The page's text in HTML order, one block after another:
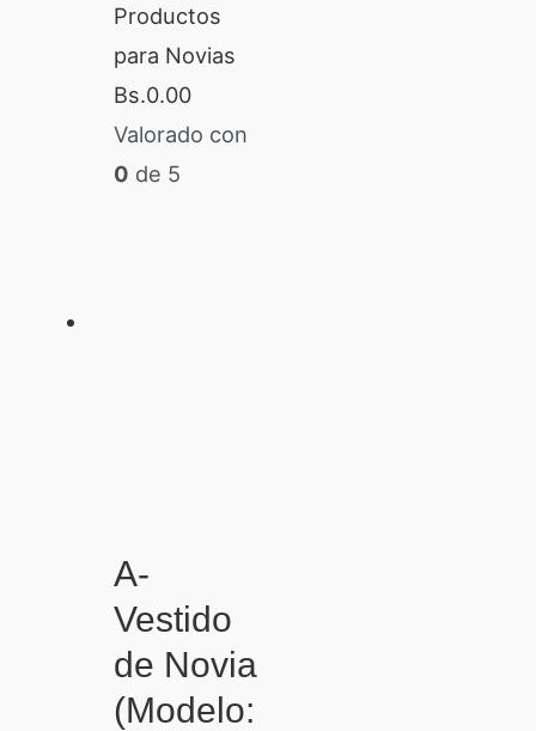
Productos
para Novias
Bs.0.00
Valorado con
0 de 5
A-
Vestido
de Novia
(Modelo: